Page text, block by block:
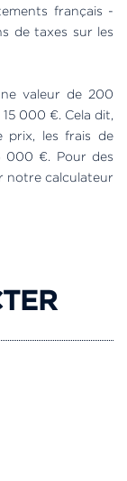
français -
de taxes sur les
valeur de 200
000 €. Cela dit,
prix, les frais de
€. Pour des
notre calculateur